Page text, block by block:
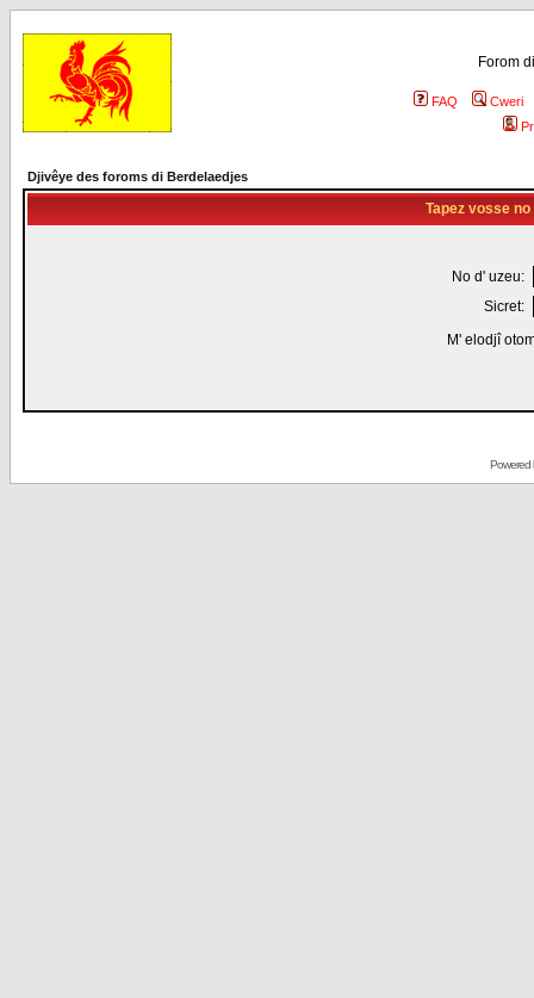
Forom
FAQ
Cweri
Djivêye des foroms di Berdelaedjes
Tapez vosse
No d' uzeu:
Sicret:
M' elodjî
Powered